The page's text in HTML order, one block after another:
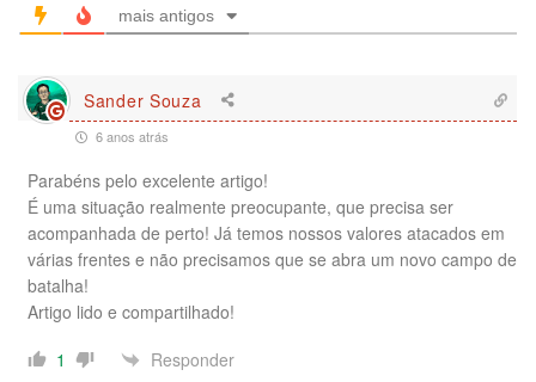
mais antigos
Sander Souza
6 anos atrás
Parabéns pelo excelente artigo!
É uma situação realmente preocupante, que precisa ser
acompanhada de perto! Já temos nossos valores atacados em
várias frentes e não precisamos que se abra um novo campo de
batalha!
Artigo lido e compartilhado!
1
Responder